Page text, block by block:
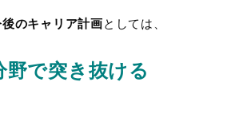
のキャリア計画としては、
野で突き抜ける